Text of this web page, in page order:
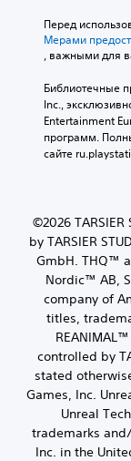
Перед
Мерами
, важными для
Библиотечные
Inc.,
Entertainment
программ.
сайте
©2026
by TARSIER
GmbH. THQ™
Nordic™ AB,
company of
titles,
controlled by
stated
Games, Inc.
Unreal
trademarks
Inc. in the